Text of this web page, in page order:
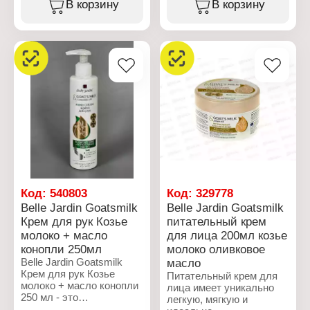
регенерируют сухую
эластичность и мягкость.
В составе эфирное
масло лаванды, которое
антибактериальным,
противогрибковым и
противовоспалительным
действием, экстракт
семени льна, который
защищает и питатает
кожу, также пчелиный
воск, который образует
на коже воскообразную
пленку, делая кожу
нежной, гладкой и
эластичной, и масло
зародышей пшеницы,
которое регенерирует и
смягчает кожу. Состав:
Вода, жидкий парафин,
Цетеариловый спирт,
Глицерин,
В корзину
заживляющие
ингредиенты продукта
оказывают
дезодорирующее
действие, дарят
ощущение свежести и
снимают усталость ног.
Состав: Вода, Глицерин,
Цетеариловый спирт,
Цетеарет-20,
Масло авокадо,
Глицерилстеарат, Цера
Альба (пчелиный воск),
Ланолил, Экстракт Алоэ
Барбадосского,
мочевина, растворимый
коллаген,
гидролизованный
эластин, Аллантоин,
Пантенол, полиакрилат
натрия,
В корзину
Код: 540803
Belle Jardin Goatsmilk
Крем для рук Козье
молоко + масло
конопли 250мл
Belle Jardin Goatsmilk
Крем для рук Козье
молоко + масло конопли
250 мл - это
Код:329778
Belle Jardin Goatsmilk
питательный крем
для лица 200мл козье
молоко оливковое
масло
Питательный крем для
лица имеет уникально
легкую, мягкую и